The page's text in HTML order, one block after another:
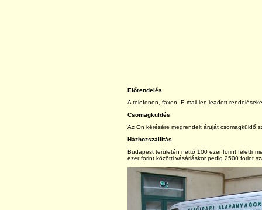
Előrendelés
A telefonon, faxon, E-mail-len leadott
Csomagküldés
Az Ön kérésére megrendelt áruját csomagküldő
Házhozszállítás
Budapest területén nettó 100 ezer forint feletti
ezer forint közötti vásárláskor pedig 2500 forint